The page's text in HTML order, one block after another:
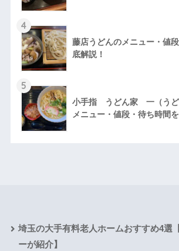
4
藤店うどんのメニュー・値
底解説！
5
小手指 うどん家 一（う
メニュー・値段・待ち時間
埼玉の大手有料老人ホームおすすめ4選
ーが紹介】